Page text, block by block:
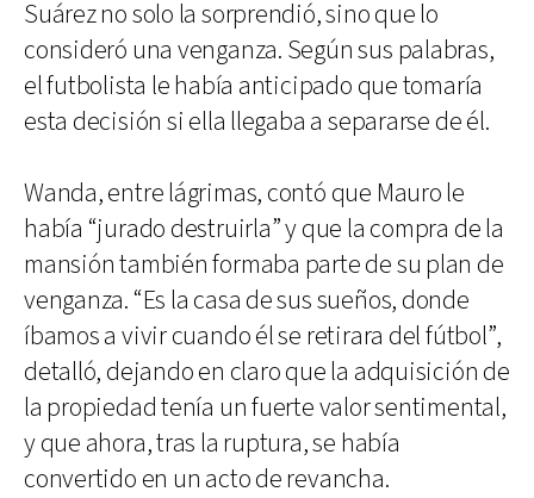
Suárez no solo la sorprendió, sino que lo
consideró una venganza. Según sus palabras,
el futbolista le había anticipado que tomaría
esta decisión si ella llegaba a separarse de él.
Wanda, entre lágrimas, contó que Mauro le
había “jurado destruirla” y que la compra de la
mansión también formaba parte de su plan de
venganza. “Es la casa de sus sueños, donde
íbamos a vivir cuando él se retirara del fútbol”,
detalló, dejando en claro que la adquisición de
la propiedad tenía un fuerte valor sentimental,
y que ahora, tras la ruptura, se había
convertido en un acto de revancha.